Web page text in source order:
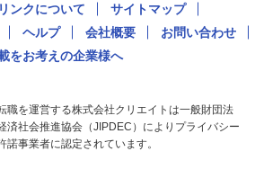
リンクについて
サイトマップ
ヘルプ 会社概要
お問い合わせ
をお考えの企業様へ
職を運営する株式会社クリエイトは一般財団法
済社会推進協会（JIPDEC）によりプライバシー
諾事業者に認定されています。